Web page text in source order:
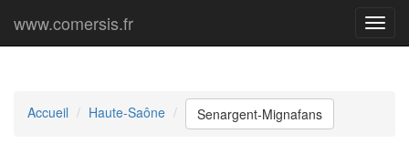
Menu
www.comersis.fr
Accueil Haute-Saône Senargent-Mignafans